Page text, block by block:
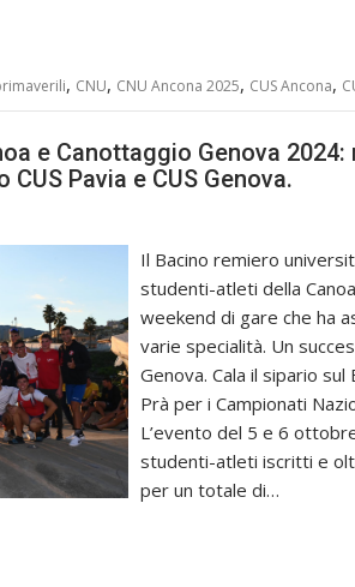
, CNU, CNU Ancona 2025, CUS Ancona,
e Canottaggio Genova
Pavia e CUS Genova.
Il Bacino remiero
studenti-atleti della
weekend di gare che ha
varie specialità. Un
Genova. Cala il sipario
Prà per i Campionati
L’evento del 5 e 6
studenti-atleti iscritti e
per un totale di…